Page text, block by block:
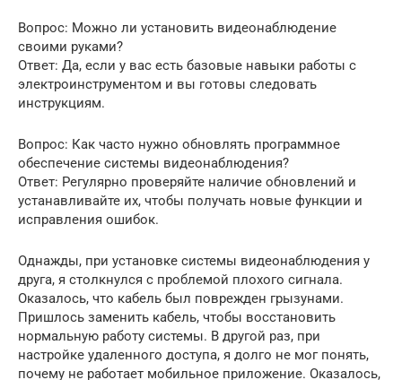
Вопрос: Можно ли установить видеонаблюдение
своими руками?
Ответ: Да, если у вас есть базовые навыки работы с
электроинструментом и вы готовы следовать
инструкциям.
Вопрос: Как часто нужно обновлять программное
обеспечение системы видеонаблюдения?
Ответ: Регулярно проверяйте наличие обновлений и
устанавливайте их, чтобы получать новые функции и
исправления ошибок.
Однажды, при установке системы видеонаблюдения у
друга, я столкнулся с проблемой плохого сигнала.
Оказалось, что кабель был поврежден грызунами.
Пришлось заменить кабель, чтобы восстановить
нормальную работу системы. В другой раз, при
настройке удаленного доступа, я долго не мог понять,
почему не работает мобильное приложение. Оказалось,